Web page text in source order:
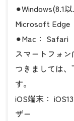
⚫︎Windows(8.1
Microsoft Edge
⚫︎Mac： Safari
スマートフォ
つきましては
す。
iOS端末：
ザー